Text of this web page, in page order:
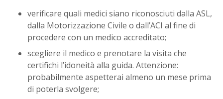
verificare quali medici siano riconosciuti dalla ASL,
dalla Motorizzazione Civile o dall’ACI al fine di
procedere con un medico accreditato;
scegliere il medico e prenotare la visita che
certifichi l’idoneità alla guida. Attenzione:
probabilmente aspetterai almeno un mese prima
di poterla svolgere;